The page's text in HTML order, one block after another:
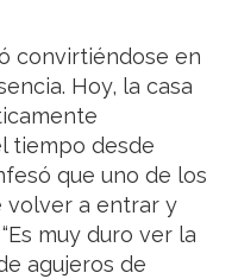
convirtiéndose en
Hoy, la casa
tiempo desde
que uno de los
volver a entrar y
muy duro ver la
agujeros de